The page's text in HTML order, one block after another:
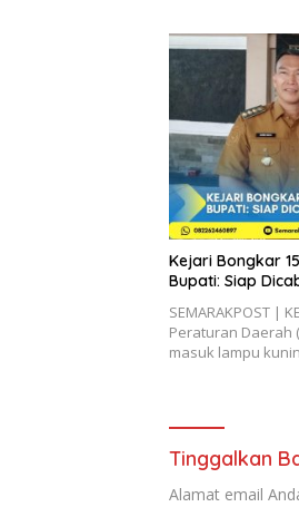
Kejari Bongkar
Bupati: Siap
SEMARAKPOST |
Peraturan Daerah
masuk lampu
Tinggalkan
Alamat email